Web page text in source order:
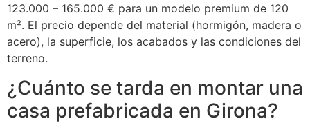
123.000 – 165.000 € para un modelo premium de 120
m². El precio depende del material (hormigón, madera o
acero), la superficie, los acabados y las condiciones del
terreno.
¿Cuánto se tarda en montar una
casa prefabricada en Girona?